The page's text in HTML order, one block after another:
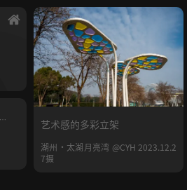
艺术感的多彩立架
湖州·太湖月亮湾 @CYH 2023.12.2
7摄